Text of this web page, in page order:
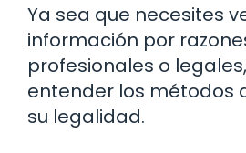
Ya sea que necesites
información por
profesionales o
entender los métodos
su legalidad.